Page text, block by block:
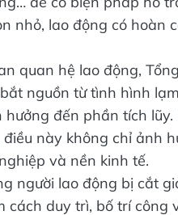
để có biện pháp hỗ
nhỏ, lao động có hoàn
quan hệ lao động,
nguồn từ tình hình
đến phần tích
này không chỉ ảnh
và nền kinh tế.
người lao động bị cắt